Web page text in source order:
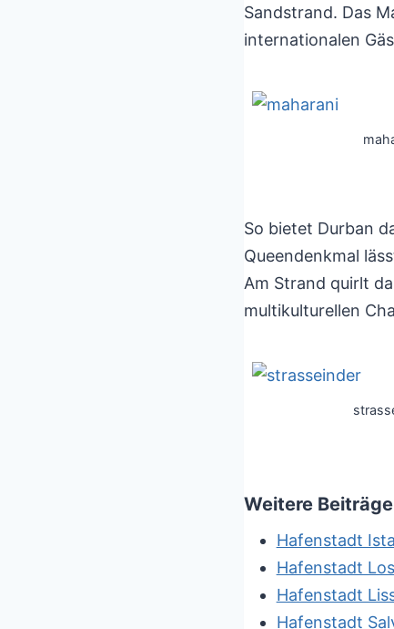
Sandstrand. Das
internationalen
So bietet Durban
Queendenkmal
Am Strand quirlt
multikulturellen
Weitere
Hafenstadt
Hafenstadt
Hafenstadt
Hafenstadt